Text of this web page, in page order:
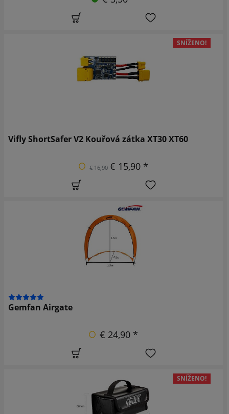
SNÍŽENO!
Vifly ShortSafer V2 Kouřová zátka XT30 XT60
€ 16,90 € 15,90 *
Gemfan Airgate
€ 24,90 *
SNÍŽENO!